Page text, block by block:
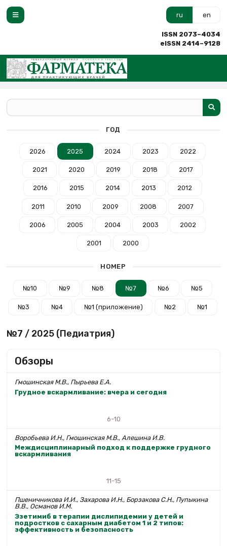
ru en
ISSN 2073–4034
eISSN 2414–9128
ГОД
2026 2025 2024 2023 2022
2021 2020 2019 2018 2017
2016 2015 2014 2013 2012
2011 2010 2009 2008 2007
2006 2005 2004 2003 2002
2001 2000
НОМЕР
№10 №9 №8 №7 №6 №5
№3 №4 №1 (приложение) №2 №1
№7 / 2025 (Педиатрия)
Обзоры
Гмошинская М.В., Пырьева Е.А.
Грудное вскармливание: вчера и сегодня
6-10
Воробьева И.Н., Гмошинская М.В., Алешина И.В.
Междисциплинарный подход к поддержке грудного
вскармливания
11-15
Пшеничникова И.И., Захарова И.Н., Борзакова С.Н., Пупыкина
В.В., Османов И.М.
Эзетимиб в терапии дислипидемии у детей и
подростков с сахарным диабетом 1 и 2 типов:
эффективность и безопасность